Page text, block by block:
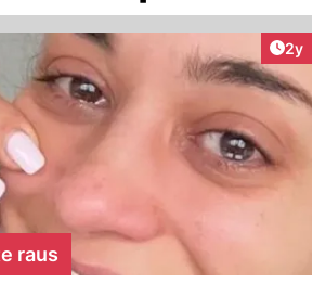
2y
raus